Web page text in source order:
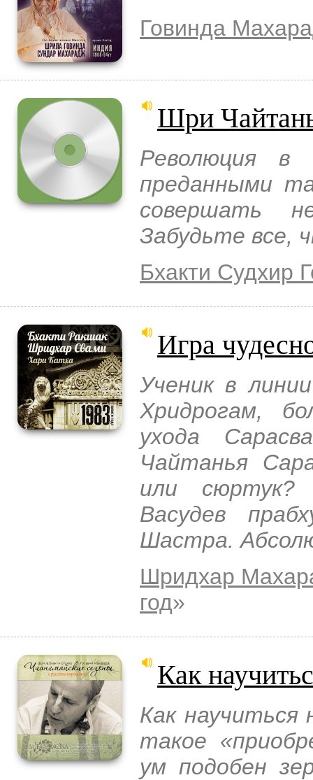
Говинда
Шри
Революция в
преданными
совершать
Забудьте все,
Бхакти Судхир
Игра
Ученик в
Хридрогам,
ухода
Чайтанья
или
Васудев
Шастра.
Шридхар
год»
Как
Как
такое
ум подобен